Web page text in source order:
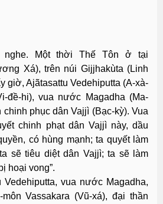
nghe. Một thời Thế Tôn ở tại
Xá), trên núi Gijjhakùta (Linh
giờ, Ajãtasattu Vedehiputta (A-xà-
đề-hi), vua nước Magadha (Ma-
chinh phục dân Vajjì (Bạc-kỳ). Vua
chinh phạt dân Vajjì này, dầu
có hùng mạnh; ta quyết làm
sẽ tiêu diệt dân Vajjì; ta sẽ làm
hoại vong”.
Vedehiputta, vua nước Magadha,
Vassakara (Vũ-xá), đại thần